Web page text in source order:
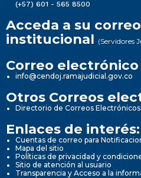
(+57) 601 - 565 8500
Acceda a su
institucional (Servidores
Correo
info@cendoj.ramajudicial.gov.co
Otros Correos
Directorio de Correos
Enlaces de interés:
Cuentas de correo para
Mapa del sitio
Políticas de privacidad y
Sitio de atención al usuario
Transparencia y Acceso a la